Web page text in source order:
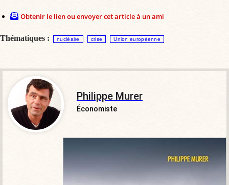
Obtenir le lien ou envoyer cet article à un ami
Thématiques : nucléaire crise Union européenne
Philippe Murer
Économiste